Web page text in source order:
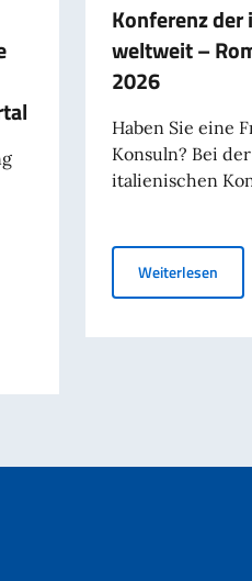
– 3. August 2026:
Konferenz
weltweit –
2026
Haben Sie eine
Konsuln? Bei
italienischen
Weiterlesen